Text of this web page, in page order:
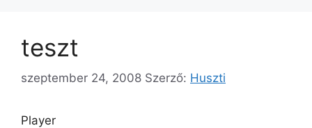
teszt
szeptember 24, 2008 Szerző: Huszti
Player